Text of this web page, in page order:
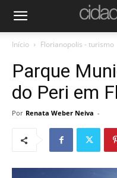
Início Florianopolis - turismo
Parque
do Peri em
Por Renata Weber Neiva -